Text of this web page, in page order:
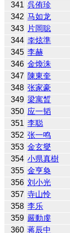
341 呉侑珍
342 马如龙
343 片岡聡
344 李炫準
345 李赫
346 金煥洙
347 陳東奎
348 张家豪
349 梁寓晳
350 应一韬
351 李聪
352 张一鸣
353 金玄燮
354 小県真樹
355 金亨奐
356 刘小光
357 寺山怜
358 李乐
359 嚴動虔
360 蒋辰中